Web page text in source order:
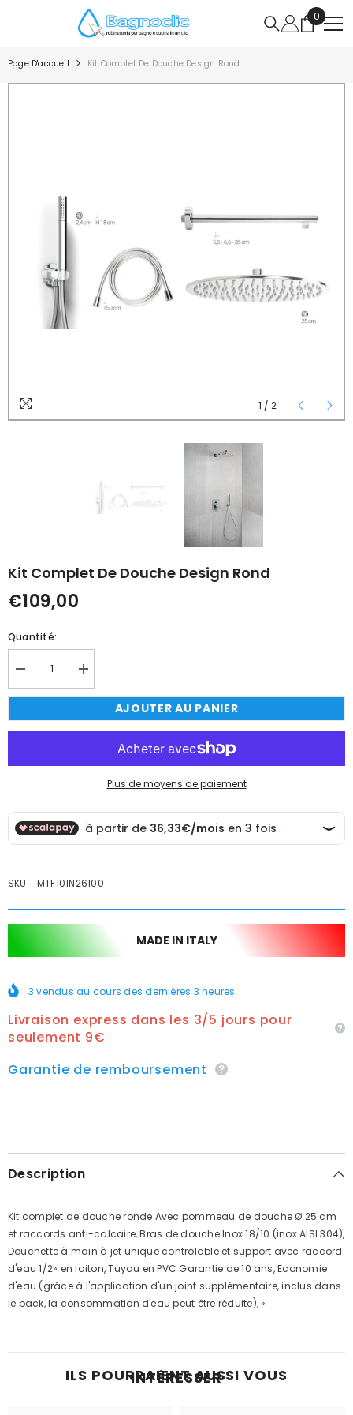
IGNORER ET PASSER AU CONTENU
0
0
article
Page D'accueil Kit Complet De Douche Design Rond
1 / 2
Kit Complet De Douche Design Rond
€109,00
Quantité:
Réduire
la
quantité
Kit
complet
design
Augmenter
la
quantité
Kit
complet
design
AJOUTER AU PANIER
Plus de moyens de paiement
SKU: MTF101N26100
MADE IN ITALY
3 vendus au cours des dernières 3 heures
Livraison express dans les 3/5 jours pour
seulement 9€
Garantie de remboursement
Description
Kit complet de douche ronde Avec pommeau de douche Ø 25 cm
et raccords anti-calcaire, Bras de douche Inox 18/10 (inox AISI 304),
Douchette à main à jet unique contrôlable et support avec raccord
d'eau 1/2» en laiton, Tuyau en PVC Garantie de 10 ans, Economie
d'eau (grâce à l'application d'un joint supplémentaire, inclus dans
le pack, la consommation d'eau peut être réduite), »
ILS POURRAIENT AUSSI VOUS
INTÉRESSER